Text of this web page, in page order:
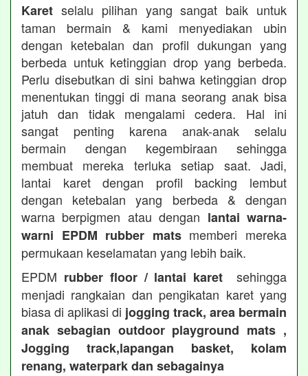
Karet selalu pilihan yang sangat baik untuk
taman bermain & kami menyediakan ubin
dengan ketebalan dan profil dukungan yang
berbeda untuk ketinggian drop yang berbeda.
Perlu disebutkan di sini bahwa ketinggian drop
menentukan tinggi di mana seorang anak bisa
jatuh dan tidak mengalami cedera. Hal ini
sangat penting karena anak-anak selalu
bermain dengan kegembiraan sehingga
membuat mereka terluka setiap saat. Jadi,
lantai karet dengan profil backing lembut
dengan ketebalan yang berbeda & dengan
warna berpigmen atau dengan lantai warna-
warni EPDM rubber matsmemberi mereka
permukaan keselamatan yang lebih baik.
EPDM rubber floor / lantai karet sehingga
menjadi rangkaian dan pengikatan karet yang
biasa di aplikasi di jogging track, area bermain
anak sebagian outdoor playground mats ,
Jogging track,lapangan basket, kolam
renang, waterpark dan sebagainya